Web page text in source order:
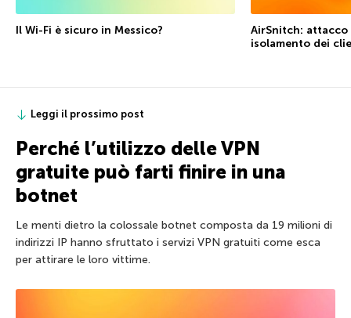
Il Wi-Fi è sicuro in Messico?
AirSnitch:
isolamento dei
Leggi il prossimo post
Perché l’utilizzo delle VPN
gratuite può farti finire in una
botnet
Le menti dietro la colossale botnet composta da 19 milioni di
indirizzi IP hanno sfruttato i servizi VPN gratuiti come esca
per attirare le loro vittime.